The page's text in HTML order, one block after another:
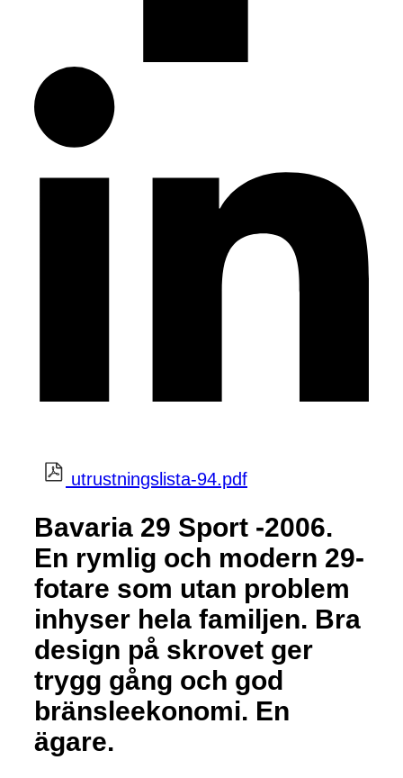
utrustningslista-94.pdf
Bavaria 29 Sport -2006.
En rymlig och modern 29-
fotare som utan problem
inhyser hela familjen. Bra
design på skrovet ger
trygg gång och god
bränsleekonomi. En
ägare.